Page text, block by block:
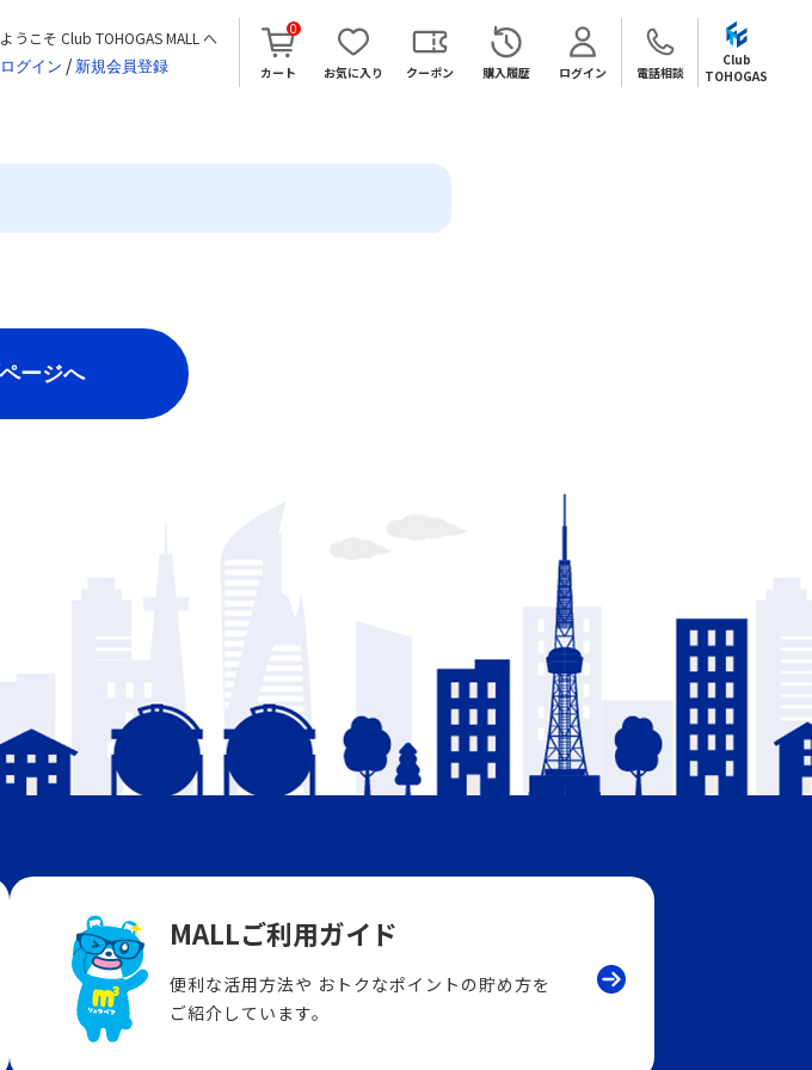
ようこそ Club TOHOGAS MALL へ
/ カート
0
お気に入り クーポン 購入履歴 ログイン 電話相談
Club
TOHOGAS
MALLご利用ガイド
便利な活用方法や おトクなポイントの貯め方を
ご紹介しています。